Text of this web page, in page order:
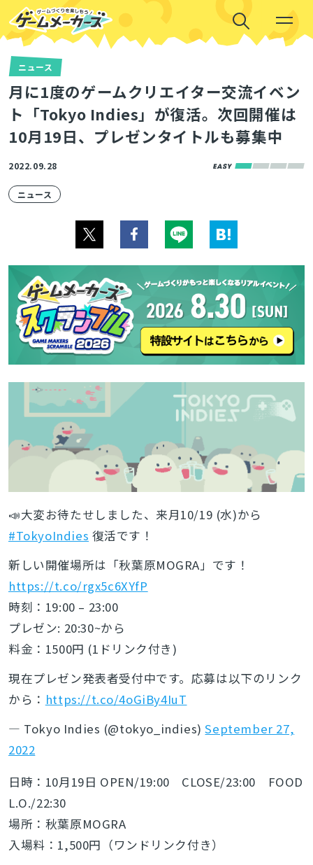
ニュース
月に1度のゲームクリエイター交流イベン
ト「Tokyo Indies」が復活。次回開催は
10月19日、プレゼンタイトルも募集中
2022.09.28
ニュース
📣大変お待たせしました、来月10/19 (水)から
#TokyoIndies 復活です！
新しい開催場所は「秋葉原MOGRA」です！
https://t.co/rgx5c6XYfP
時刻：19:00 – 23:00
プレゼン: 20:30~から
料金：1500円 (1ドリンク付き)
現在プレゼン発表者受付中です。応募は以下のリンク
から： https://t.co/4oGiBy4IuT
— Tokyo Indies (@tokyo_indies)September 27,
2022
日時：10月19日 OPEN/19:00 CLOSE/23:00 FOOD
L.O./22:30
場所：秋葉原MOGRA
入場料：1,500円（ワンドリンク付き）